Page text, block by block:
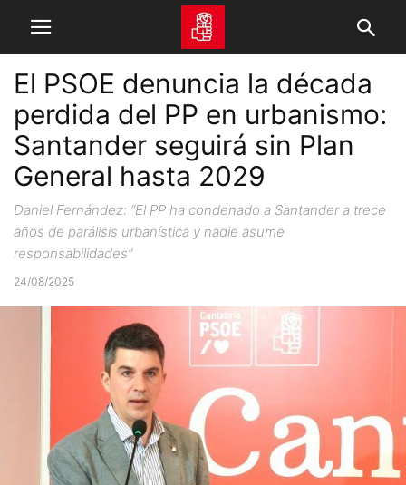
El PSOE denuncia la década
perdida del PP en urbanismo:
Santander seguirá sin Plan
General hasta 2029
Daniel Fernández: “El PP ha condenado a Santander a trece
años de parálisis urbanística y nadie asume
responsabilidades”
24/08/2025